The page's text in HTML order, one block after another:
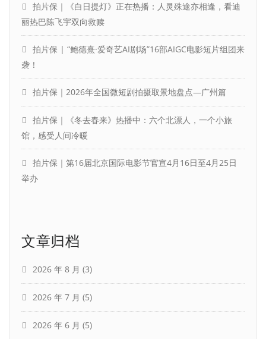
拍片保｜《白日提灯》正在热播：人灵殊途亦相逢，看迪
丽热巴陈飞宇双向救赎
拍片保 | “鲍德熹·爱奇艺AI剧场”16部AIGC电影短片组团来
袭！
拍片保｜2026年全国微短剧拍摄取景地盘点—广州篇
拍片保｜《冬去春来》热播中：六个北漂人，一个小旅
馆，感受人间冷暖
拍片保｜第16届北京国际电影节官宣4月16日至4月25日
举办
文章归档
2026 年 8 月 (3)
2026 年 7 月 (5)
2026 年 6 月 (5)